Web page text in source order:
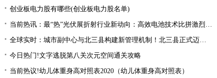
创业板电力股有哪些(创业板电力股名单)
当前热讯：最“热”光伏展折射行业新动向：高效电池技术比拼激烈 光伏厂商掘金第二赛道
全球实时：城市副中心与北三县构建新管理机制！北三县正式迈入“北京管理”时代！
今日热门!文字逃脱第八关次元空间通关攻略
当前热议!幼儿体重身高对照表2020（幼儿体重身高对照表）